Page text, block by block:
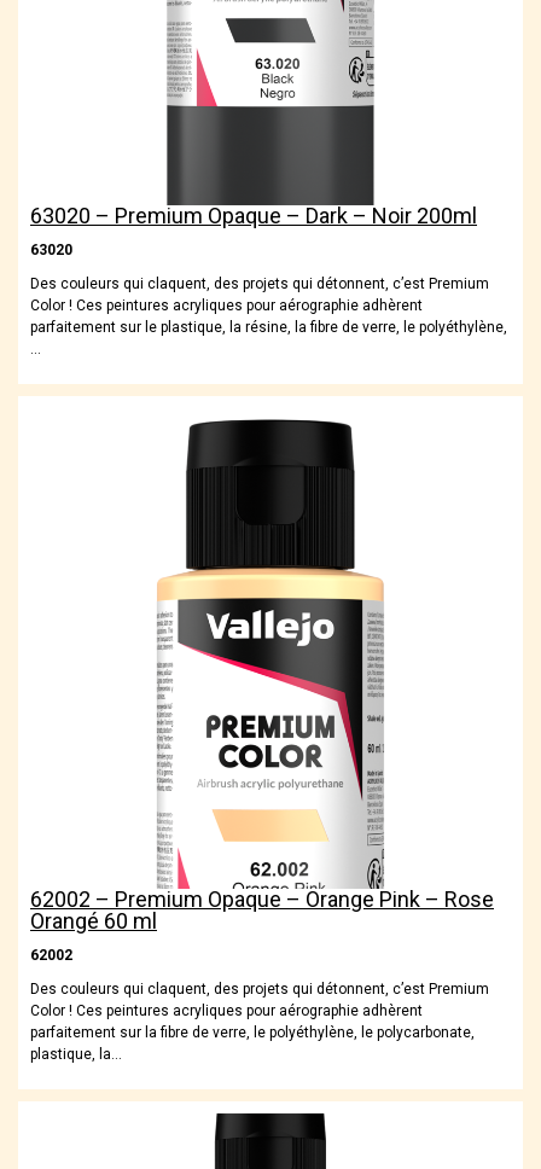
63020 – Premium Opaque – Dark – Noir 200ml
63020
Des couleurs qui claquent, des projets qui détonnent, c’est Premium
Color ! Ces peintures acryliques pour aérographie adhèrent
parfaitement sur le plastique, la résine, la fibre de verre, le polyéthylène,
…
62002 – Premium Opaque – Orange Pink – Rose
Orangé 60 ml
62002
Des couleurs qui claquent, des projets qui détonnent, c’est Premium
Color ! Ces peintures acryliques pour aérographie adhèrent
parfaitement sur la fibre de verre, le polyéthylène, le polycarbonate,
plastique, la…